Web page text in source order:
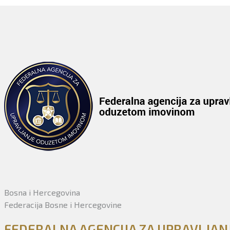
Bosna i Hercegovina
Federacija Bosne i Hercegovine